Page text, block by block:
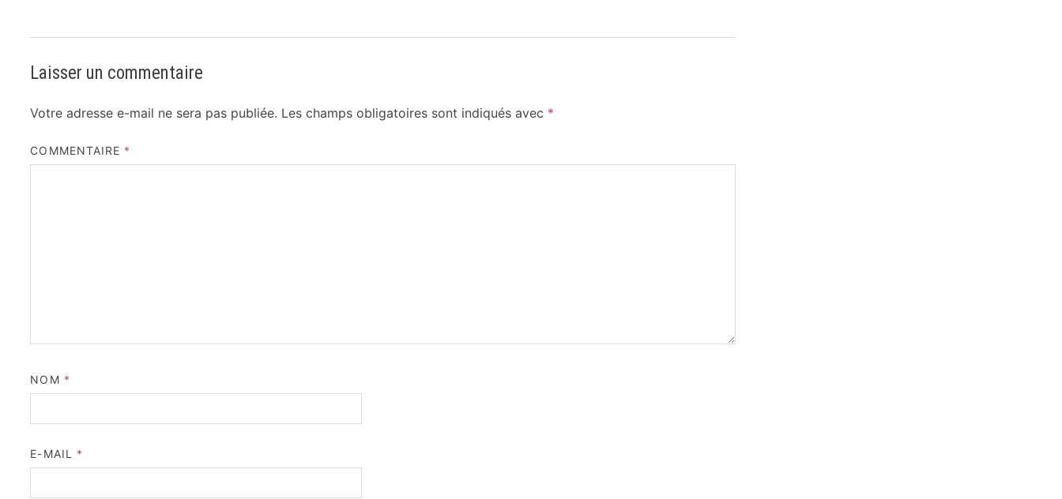
Laisser un commentaire
Votre adresse e-mail ne sera pas publiée. Les champs obligatoires sont indiqués avec *
COMMENTAIRE *
NOM *
E-MAIL *